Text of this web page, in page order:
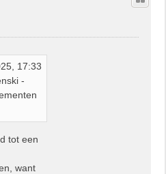
17:33
-
tot een
want